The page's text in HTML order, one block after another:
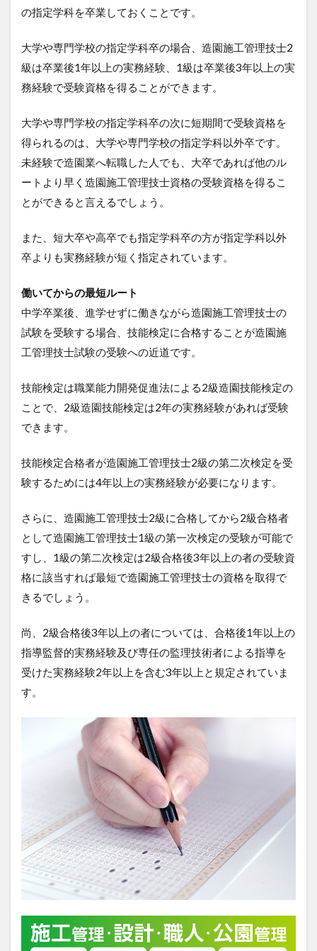
の指定学科を卒業しておくことです。
大学や専門学校の指定学科卒の場合、造園施工管理技士2
級は卒業後1年以上の実務経験、1級は卒業後3年以上の実
務経験で受験資格を得ることができます。
大学や専門学校の指定学科卒の次に短期間で受験資格を
得られるのは、大学や専門学校の指定学科以外卒です。
未経験で造園業へ転職した人でも、大卒であれば他のル
ートより早く造園施工管理技士資格の受験資格を得るこ
とができると言えるでしょう。
また、短大卒や高卒でも指定学科卒の方が指定学科以外
卒よりも実務経験が短く指定されています。
働いてからの最短ルート
中学卒業後、進学せずに働きながら造園施工管理技士の
試験を受験する場合、技能検定に合格することが造園施
工管理技士試験の受験への近道です。
技能検定は職業能力開発促進法による2級造園技能検定の
ことで、2級造園技能検定は2年の実務経験があれば受験
できます。
技能検定合格者が造園施工管理技士2級の第二次検定を受
験するためには4年以上の実務経験が必要になります。
さらに、造園施工管理技士2級に合格してから2級合格者
として造園施工管理技士1級の第一次検定の受験が可能で
すし、1級の第二次検定は2級合格後3年以上の者の受験資
格に該当すれば最短で造園施工管理技士の資格を取得で
きるでしょう。
尚、2級合格後3年以上の者については、合格後1年以上の
指導監督的実務経験及び専任の監理技術者による指導を
受けた実務経験2年以上を含む3年以上と規定されていま
す。